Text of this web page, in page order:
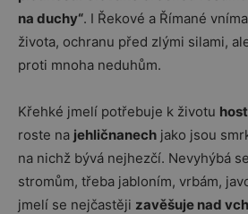
na duchy“. I Řekové a Římané
života, ochranu před zlými silami,
proti mnoha neduhům.
Křehké jmelí potřebuje k životu
roste na jehličnanech jako jsou
na nichž bývá nejhezčí. Nevyhýbá
stromům, třeba jabloním, vrbám,
jmelí se nejčastěji zavěšuje nad